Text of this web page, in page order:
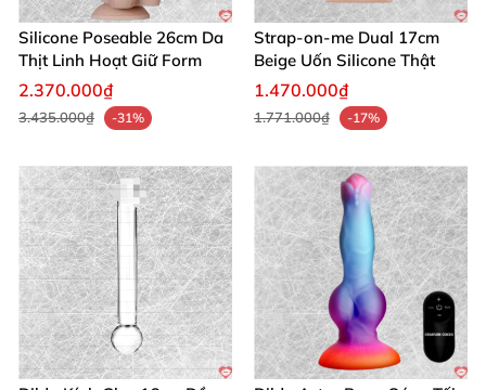
Hương Giang (Đà Nẵng)
: "Màu da vani đẹp mắt, đàn
hồi tốt không hề khó chịu, kết hợp gel trơn là 'nổ
tung' khoái lạc. Sản phẩm an toàn, mình recommend
nhiệt tình cho ai yêu đồ chơi tình dục thực tế!" 🌹
Mua ngay hôm nay để nâng tầm khoái lạc cá nhân!
Đừng chần chừ, sở hữufaloimitator thực tế 21cm từ
chúng tôi và tận hưởng sự khác biệt đỉnh cao. 🔥🛒
Silicone Poseable 26cm Da
Thịt Linh Hoạt Giữ Form
2.370.000₫
3.435.000₫ -31%
Strap-on-me Dual 17cm
Beige Uốn Silicone Thật
1.470.000₫
1.771.000₫ -17%